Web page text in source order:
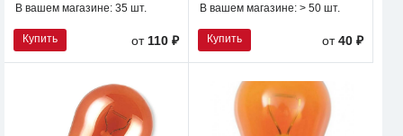
В вашем магазине: 35 шт.
Купить от110 ₽
В вашем магазине: > 50 шт.
Купить от40 ₽